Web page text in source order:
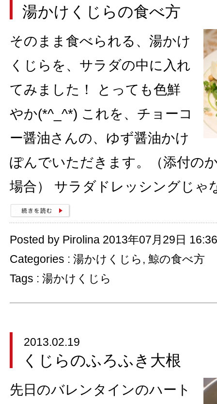
湯かけくじらの食べ方
そのまま食べられる、湯かけ
くじらを、サラダの中に入れ
てみました！ とっても色鮮
やか(*^_^*) これを、チョーコ
ー醤油さんの、ゆず醤油かけ
ぽんでいただきます。（添付の
場合） サラダドレッシングじ
Posted by Pirolina 2013年07月29日 16:36
Categories : 湯かけくじら , 鯨の食べ方
Tags : 湯かけくじら
2013.02.19
くじらのふろふき大根
先日のバレンタインのハート